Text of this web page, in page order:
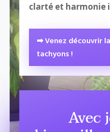
clarté et harmonie
➡ Venez découvrir
tachyons !
Avec